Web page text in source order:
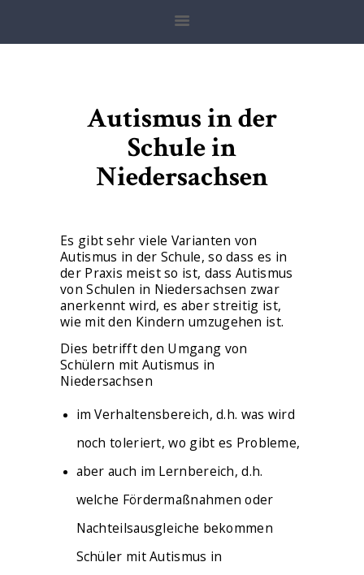
ANWALT FÜR SCHULRECHT
BADEN-
WÜRTTEMBERG
BAYERN
NIEDERSACHSEN
NRW
RHEINLAND-PFALZ
ERSTBERATUNG
MANDATSANFRAGEN
ÜBER MICH
Autismus in der
Schule in
Niedersachsen
Es gibt sehr viele Varianten von
Autismus in der Schule, so dass es in
der Praxis meist so ist, dass Autismus
von Schulen in Niedersachsen zwar
anerkennt wird, es aber streitig ist,
wie mit den Kindern umzugehen ist.
Dies betrifft den Umgang von
Schülern mit Autismus in
Niedersachsen
im Verhaltensbereich, d.h. was wird
noch toleriert, wo gibt es Probleme,
aber auch im Lernbereich, d.h.
welche Fördermaßnahmen oder
Nachteilsausgleiche bekommen
Schüler mit Autismus in